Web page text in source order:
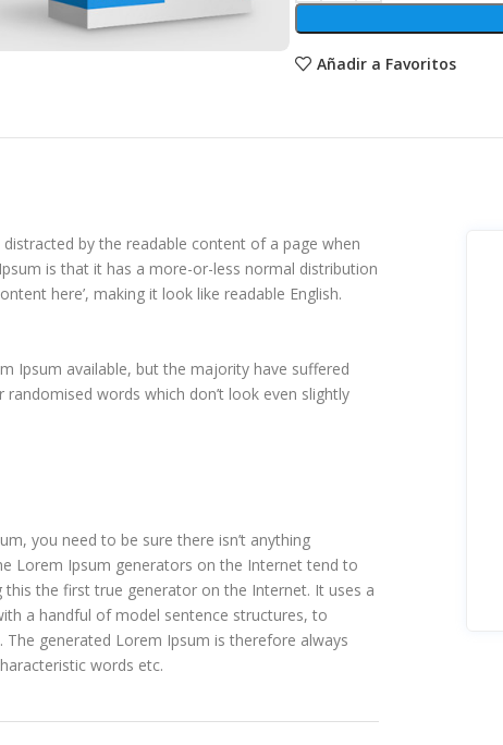
Añadir a Favoritos
by the readable content of a page when
is that it has a more-or-less normal distribution
here’, making it look like readable English.
Ipsum available, but the majority have suffered
words which don’t look even slightly
you need to be sure there isn’t anything
Lorem Ipsum generators on the Internet tend to
the first true generator on the Internet. It uses a
a handful of model sentence structures, to
generated Lorem Ipsum is therefore always
words etc.